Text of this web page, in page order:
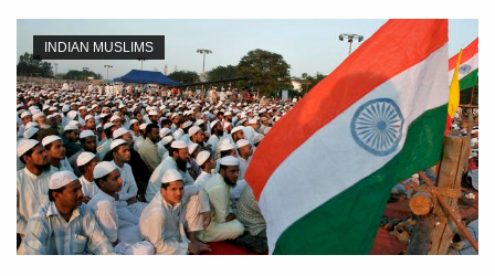
INDIAN MUSLIMS